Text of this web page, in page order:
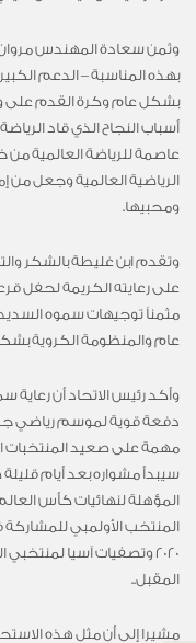
وثمن سعادة المهندس مروان
بهذه المناسبة – الدعم
بشكل عام وكرة القدم على
أسباب النجاح الذي قاد
عاصمة للرياضة العالمية من
الرياضية العالمية وجعل من
ومحبيها.
وتقدم ابن غليطة بالشكر
على رعايته الكريمة لحفل
مثمناً توجيهات سموه
عام والمنظومة الكروية
وأكد رئيس الاتحاد أن رعاية
دفعة قوية لموسم رياضي
مهمة على صعيد المنتخبات
سيبدأ مشواره بعد أيام
2020 وتصفيات آسيا
المقبل..
مشيرا إلى أن مثل هذه